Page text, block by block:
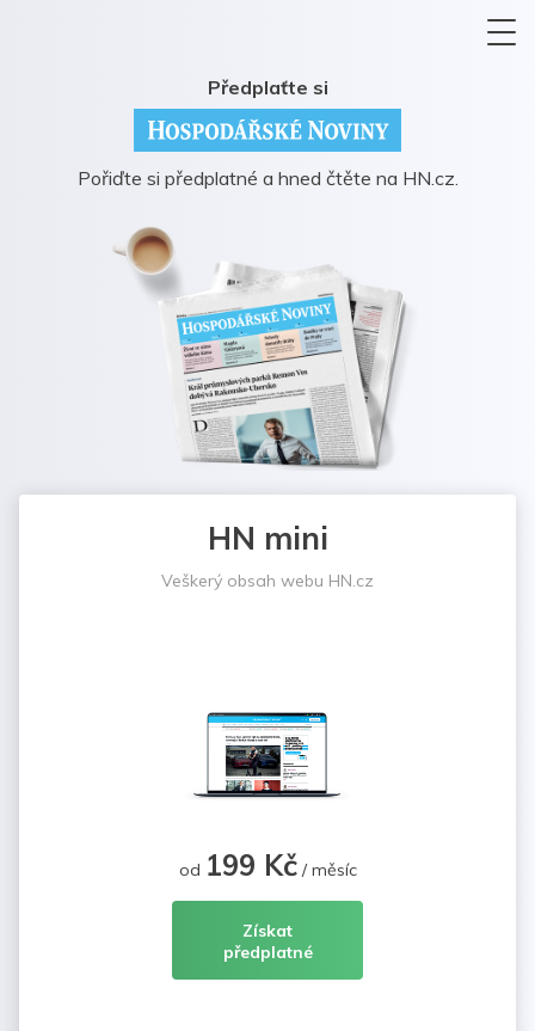
Předplaťte si
Pořiďte si předplatné a hned čtěte na HN.cz.
HN mini
Veškerý obsah webu HN.cz
od 199 Kč/ měsíc
Získat
předplatné